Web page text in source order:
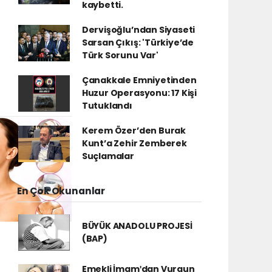
kaybetti.
Dervişoğlu’ndan Siyaseti
Sarsan Çıkış: 'Türkiye’de
Türk Sorunu Var'
Çanakkale Emniyetinden
Huzur Operasyonu: 17 Kişi
Tutuklandı
Kerem Özer’den Burak
Kunt’a Zehir Zemberek
Suçlamalar
En Çok Okunanlar
BÜYÜK ANADOLU PROJESİ
(BAP)
Emekli İmamʹdan Vurgun